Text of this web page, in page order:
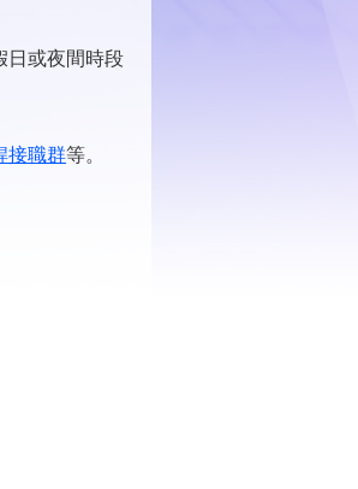
日或夜間時段
接職群等。